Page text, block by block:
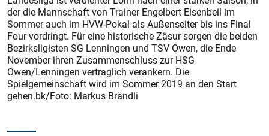
der die Mannschaft von Trainer Engelbert Eisenbeil im
Sommer auch im HVW-Pokal als Außenseiter bis ins Final
Four vordringt. Für eine historische Zäsur sorgen die beiden
Bezirksligisten SG Lenningen und TSV Owen, die Ende
November ihren Zusammenschluss zur HSG
Owen/Lenningen vertraglich verankern. Die
Spielgemeinschaft wird im Sommer 2019 an den Start
gehen.bk/Foto: Markus Brändli